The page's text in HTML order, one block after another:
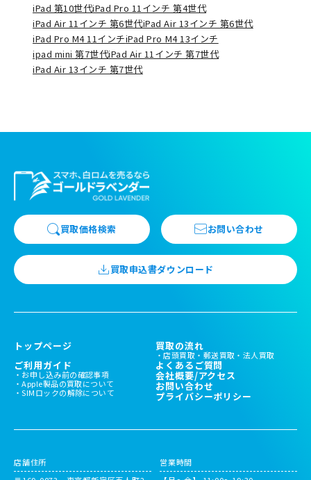
iPad 第10世代iPad Pro 11インチ 第4世代
iPad Air 11インチ 第6世代iPad Air 13インチ 第6世代
iPad Pro M4 11インチiPad Pro M4 13インチ
ipad mini 第7世代iPad Air 11インチ 第7世代
iPad Air 13インチ 第7世代
買取価格検索 お問い合わせ
買取申込書ダウンロード
トップページ 買取の流れ
店頭買取 郵送買取 法人買取
ご利用ガイド
お申し込み前の確認事項
Apple製品の買取について
SIMロックの解除について
よくあるご質問
会社概要/アクセス
お問い合わせ
プライバシーポリシー
店舗住所
営業時間